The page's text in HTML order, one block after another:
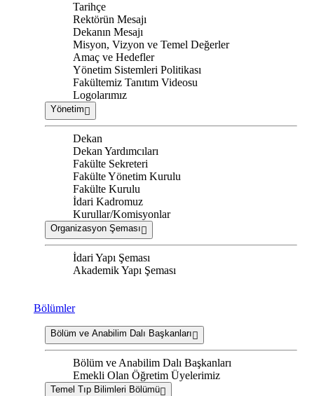
Tarihçe
Rektörün Mesajı
Dekanın Mesajı
Misyon, Vizyon ve Temel Değerler
Amaç ve Hedefler
Yönetim Sistemleri Politikası
Fakültemiz Tanıtım Videosu
Logolarımız
Yönetim
Dekan
Dekan Yardımcıları
Fakülte Sekreteri
Fakülte Yönetim Kurulu
Fakülte Kurulu
İdari Kadromuz
Kurullar/Komisyonlar
Organizasyon Şeması
İdari Yapı Şeması
Akademik Yapı Şeması
Bölümler
Bölüm ve Anabilim Dalı Başkanları
Bölüm ve Anabilim Dalı Başkanları
Emekli Olan Öğretim Üyelerimiz
Temel Tıp Bilimleri Bölümü